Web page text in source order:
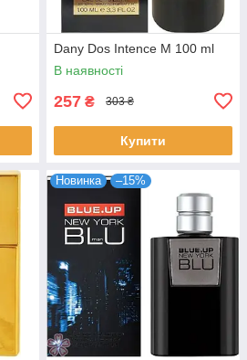
Dany Dos Intence M 100 ml
В наявності
257 ₴ 303 ₴
Купити
Новинка –15%